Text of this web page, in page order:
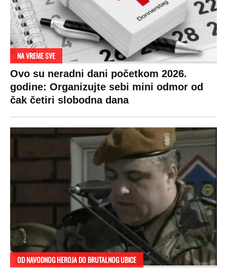
NA VREME SVE
Ovo su neradni dani početkom 2026.
godine: Organizujte sebi mini odmor od
čak četiri slobodna dana
OD NAVODNOG HEROJA DO BRUTALNOG UBICE